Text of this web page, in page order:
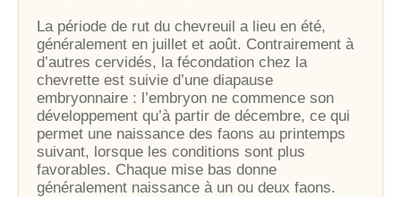
La période de rut du chevreuil a lieu en été,
généralement en juillet et août. Contrairement à
d’autres cervidés, la fécondation chez la
chevrette est suivie d’une diapause
embryonnaire : l’embryon ne commence son
développement qu’à partir de décembre, ce qui
permet une naissance des faons au printemps
suivant, lorsque les conditions sont plus
favorables. Chaque mise bas donne
généralement naissance à un ou deux faons.